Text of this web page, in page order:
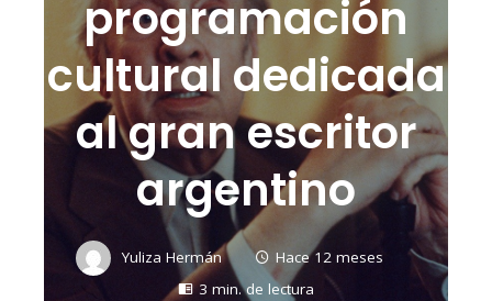
programación
cultural dedicada
al gran escritor
argentino
Yuliza Hermán
Hace 12 meses
3 min. de lectura